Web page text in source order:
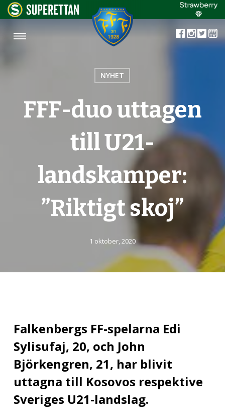
NYHET
FFF-duo uttagen
till U21-
landskamper:
”Riktigt skoj”
1 oktober, 2020
Falkenbergs FF-spelarna Edi
Sylisufaj, 20, och John
Björkengren, 21, har blivit
uttagna till Kosovos respektive
Sveriges U21-landslag.